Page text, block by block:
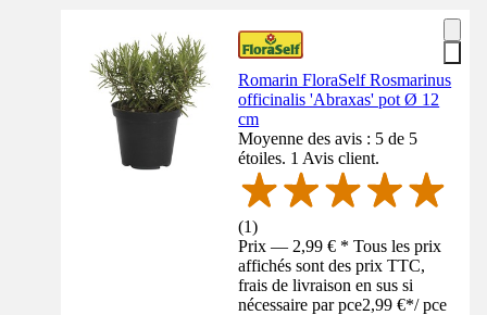
Romarin FloraSelf Rosmarinus
officinalis 'Abraxas' pot Ø 12
cm
Moyenne des avis : 5 de 5
étoiles. 1 Avis client.
(1)
Prix — 2,99 € * Tous les prix
affichés sont des prix TTC,
frais de livraison en sus si
nécessaire par pce2,99 €*/ pce